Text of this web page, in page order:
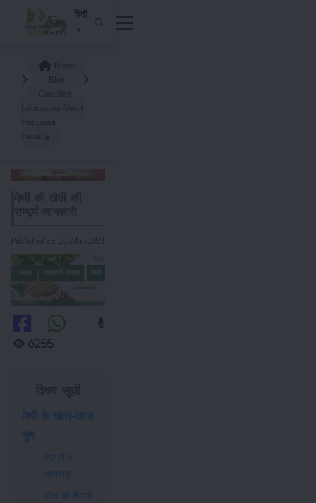
हिंदी
Published on: 21-May-2021
6255
मेथी के खास-खास
गुण
मिट्टी व
जलवायु
खेत की तैयारी